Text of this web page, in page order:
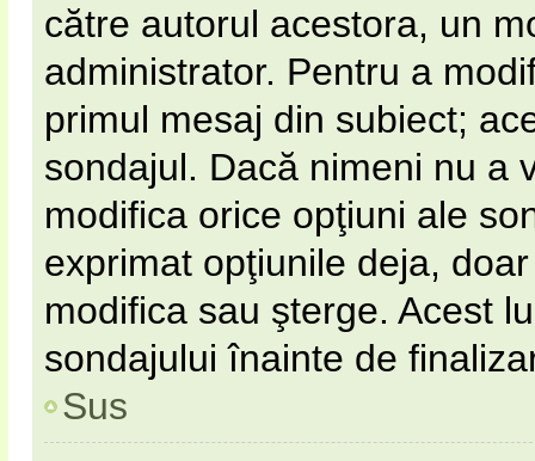
către autorul acestora, un
administrator. Pentru a
primul mesaj din subiect;
sondajul. Dacă nimeni nu a
modifica orice opţiuni ale
exprimat opţiunile deja,
modifica sau şterge. Acest
sondajului înainte de
Sus